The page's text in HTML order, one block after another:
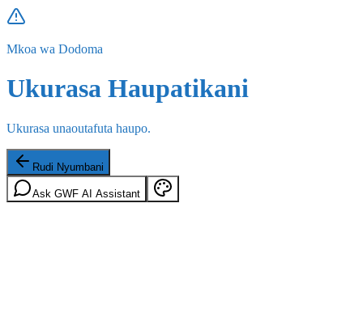
Mkoa wa Dodoma
Ukurasa Haupatikani
Ukurasa unaoutafuta haupo.
Rudi Nyumbani
Ask GWF AI Assistant